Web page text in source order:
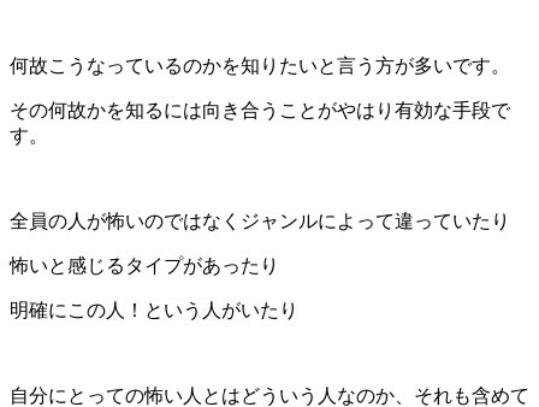
何故こうなっているのかを知りたいと言う方が多いです。
その何故かを知るには向き合うことがやはり有効な手段で
す。
全員の人が怖いのではなくジャンルによって違っていたり
怖いと感じるタイプがあったり
明確にこの人！という人がいたり
自分にとっての怖い人とはどういう人なのか、それも含めて